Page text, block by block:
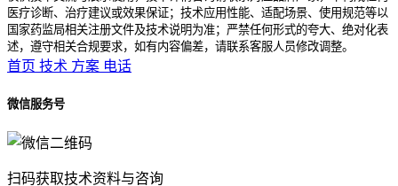
医疗诊断、治疗建议或效果保证；技术应用性能、适配场景、使用规范等以
国家药监局相关注册文件及技术说明为准；严禁任何形式的夸大、绝对化表
述，遵守相关合规要求，如有内容偏差，请联系客服人员修改调整。
首页 技术 方案 电话
微信服务号
扫码获取技术资料与咨询